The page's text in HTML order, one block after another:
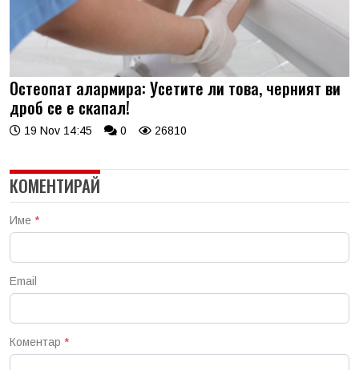
Остеопат алармира: Усетите ли това, черният ви
дроб се е скапал!
19 Nov 14:45 0 26810
КОМЕНТИРАЙ
Име *
Email
Коментар *